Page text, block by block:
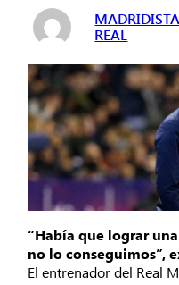
MADRIDISTA
REAL
“Había que lograr
no lo conseguimos”,
El entrenador del Real